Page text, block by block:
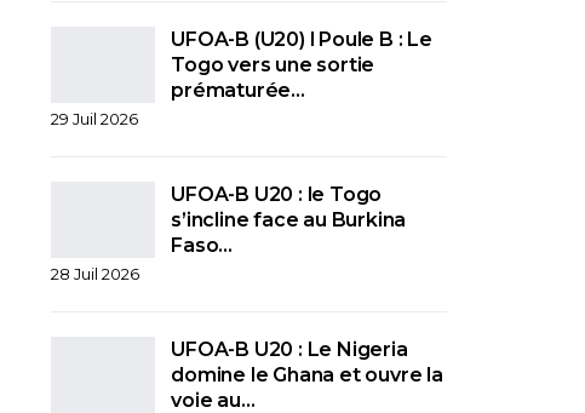
UFOA-B (U20) l Poule B : Le
Togo vers une sortie
prématurée…
29 Juil 2026
UFOA-B U20 : le Togo
s’incline face au Burkina
Faso…
28 Juil 2026
UFOA-B U20 : Le Nigeria
domine le Ghana et ouvre la
voie au…